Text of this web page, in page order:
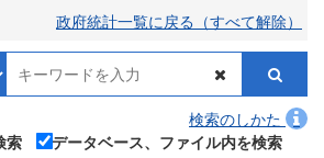
政府統計一覧に戻る（すべて解除）
検索のしかた
索
データベース、ファイル内を検索